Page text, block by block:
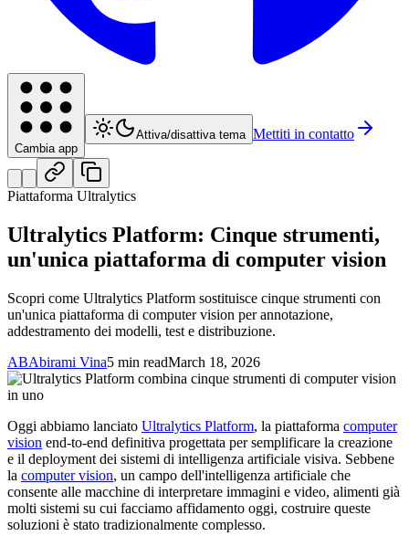
Cambia app
Attiva/disattiva tema Mettiti in contatto
Piattaforma Ultralytics
Ultralytics Platform: Cinque strumenti,
un'unica piattaforma di computer vision
Scopri come Ultralytics Platform sostituisce cinque strumenti con
un'unica piattaforma di computer vision per annotazione,
addestramento dei modelli, test e distribuzione.
ABAbirami Vina5 min readMarch 18, 2026
Oggi abbiamo lanciato Ultralytics Platform, la piattaforma computer
vision end-to-end definitiva progettata per semplificare la creazione
e il deployment dei sistemi di intelligenza artificiale visiva. Sebbene
la computer vision, un campo dell'intelligenza artificiale che
consente alle macchine di interpretare immagini e video, alimenti già
molti sistemi su cui facciamo affidamento oggi, costruire queste
soluzioni è stato tradizionalmente complesso.